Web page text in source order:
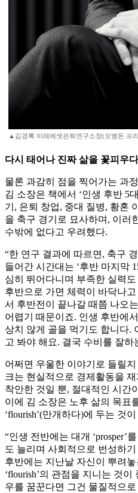
▲김경록 미래에셋은퇴연구소장(오병돈 프
다시 태어나 진짜 삶을 꽃피우다
물론 과감히 점을 찍어가는 과
김 소장은 책에서 ‘인생 후반 5
기, 은퇴 창업, 중대 질병, 황혼
을 축구 경기로 묘사하며, 이러
수밖에 없다고 우려했다.
“한 연구 결과에 따르면, 축구
들어간 시간대는 ‘후반 마지막
심히 뛰어다니며 부족한 실력
후반으로 가면 체력이 바닥나
서 후반전이 끝나갈 때쯤 나오
어렵기 때문이죠. 인생 후반에
상치 않게 골을 먹기도 합니다.
고 봐야 해요. 결국 수비를 잘하
어쩌면 우울한 이야기로 들릴
크는 현실적으로 경제활동을
착안한 것일 뿐, 절대적인 시간
이에 김 소장은 노후 삶의 목표
‘flourish’(만개하다)에 두는 것
“인생 전반에는 대개 ‘prosper’
도 늘리며 사회적으로 번성하
후반에는 지난날 자신이 뿌려
‘flourish’의 관점을 지니는 것
우를 꿈꾼다면 그건 물질적으